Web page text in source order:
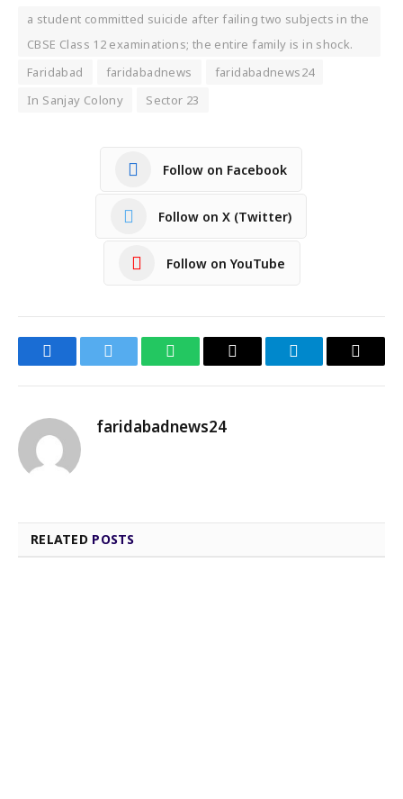
a student committed suicide after failing two subjects in the
CBSE Class 12 examinations; the entire family is in shock.
Faridabad
faridabadnews
faridabadnews24
In Sanjay Colony
Sector 23
Follow on Facebook
Follow on X (Twitter)
Follow on YouTube
FacebookTwitter WhatsAppEmail TelegramCopy
faridabadnews24
RELATED POSTS